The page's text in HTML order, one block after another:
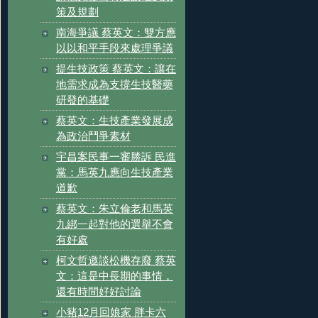
策及規劃
南海爭議 蔡英文：雙方應
以以和平手段來處理爭議
提生技政策 蔡英文：讓在
地需求成為支撐生技醫藥
研發的基礎
蔡英文：生技產業發展成
為政治鬥爭素材
宇昌案民事一審勝訴 民進
黨：馬英九應向生技產業
道歉
蔡英文：朱立倫老和馬英
九綁一起對他的選舉不會
有好處
柯文哲邀談松機存廢 蔡英
文：這是中長期的事情，
還有時間好好討論
小豬12月回娘家 胖卡六